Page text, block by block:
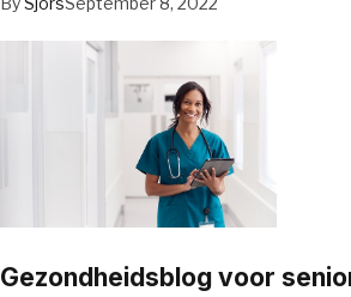
Gezondheidsblog voor